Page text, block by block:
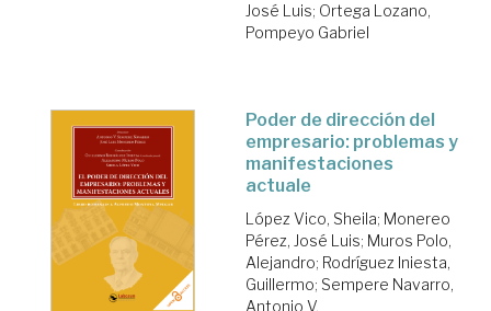
José Luis; Ortega Lozano,
Pompeyo Gabriel
Poder de dirección del
empresario: problemas y
manifestaciones
actuale
López Vico, Sheila; Monereo
Pérez, José Luis; Muros Polo,
Alejandro; Rodríguez Iniesta,
Guillermo; Sempere Navarro,
Antonio V.